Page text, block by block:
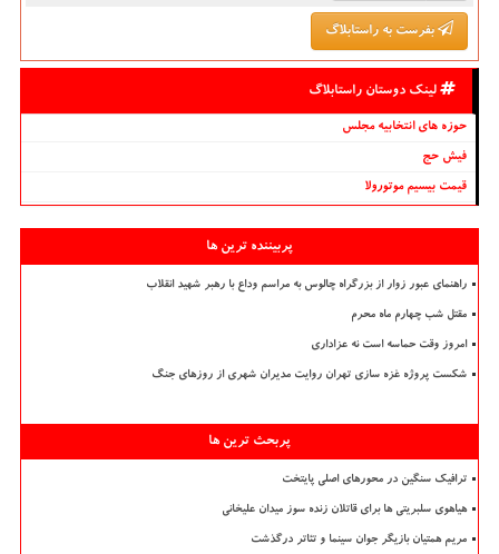
بفرست به راستابلاگ
لینک دوستان راستابلاگ
حوزه های انتخابیه مجلس
فیش حج
قیمت بیسیم موتورولا
پربیننده ترین ها
راهنمای عبور زوار از بزرگراه چالوس به مراسم وداع با رهبر شهید انقلاب
مقتل شب چهارم ماه محرم
امروز وقت حماسه است نه عزاداری
شکست پروژه غزه سازی تهران روایت مدیران شهری از روزهای جنگ
پربحث ترین ها
ترافیک سنگین در محورهای اصلی پایتخت
هیاهوی سلبریتی ها برای قاتلان زنده سوز میدان علیخانی
مریم همتیان بازیگر جوان سینما و تئاتر درگذشت